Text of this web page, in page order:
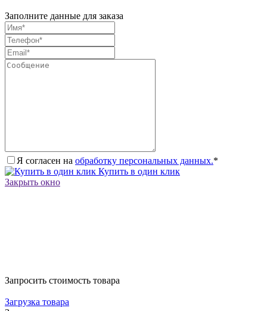
Заполните данные для заказа
Я согласен на обработку персональных данных.*
Купить в один клик
Закрыть окно
Запросить стоимость товара
Загрузка товара